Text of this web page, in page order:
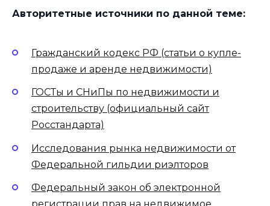
Авторитетные источники по данной теме:
Гражданский кодекс РФ (статьи о купле-
продаже и аренде недвижимости)
ГОСТы и СНиПы по недвижимости и
строительству (официальный сайт
Росстандарта)
Исследования рынка недвижимости от
Федеральной гильдии риэлторов
Федеральный закон об электронной